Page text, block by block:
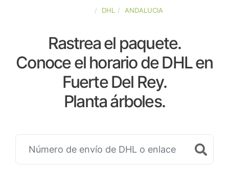
DHL ANDALUCIA
Rastrea el paquete.
Conoce el horario de DHL en
Fuerte Del Rey.
Planta árboles.